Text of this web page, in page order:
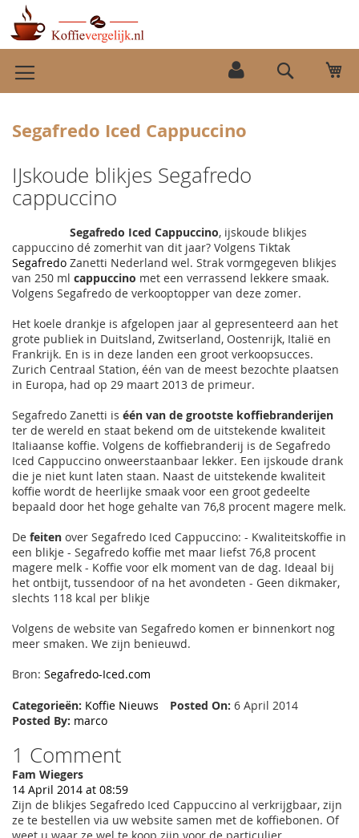
naar
Search
Segafredo Iced Cappuccino
IJskoude blikjes Segafredo
cappuccino
Segafredo Iced Cappuccino, ijskoude blikjes
cappuccino dé zomerhit van dit jaar? Volgens Tiktak
Segafredo Zanetti Nederland wel. Strak vormgegeven blikjes
van 250 ml cappuccino met een verrassend lekkere smaak.
Volgens Segafredo de verkooptopper van deze zomer.
Het koele drankje is afgelopen jaar al gepresenteerd aan het
grote publiek in Duitsland, Zwitserland, Oostenrijk, Italië en
Frankrijk. En is in deze landen een groot verkoopsucces.
Zurich Centraal Station, één van de meest bezochte plaatsen
in Europa, had op 29 maart 2013 de primeur.
Segafredo Zanetti is één van de grootste koffiebranderijen
ter de wereld en staat bekend om de uitstekende kwaliteit
Italiaanse koffie. Volgens de koffiebranderij is de Segafredo
Iced Cappuccino onweerstaanbaar lekker. Een ijskoude drank
die je niet kunt laten staan. Naast de uitstekende kwaliteit
koffie wordt de heerlijke smaak voor een groot gedeelte
bepaald door het hoge gehalte van 76,8 procent magere melk.
De feiten over Segafredo Iced Cappuccino: - Kwaliteitskoffie in
een blikje - Segafredo koffie met maar liefst 76,8 procent
magere melk - Koffie voor elk moment van de dag. Ideaal bij
het ontbijt, tussendoor of na het avondeten - Geen dikmaker,
slechts 118 kcal per blikje
Volgens de website van Segafredo komen er binnenkort nog
meer smaken. We zijn benieuwd.
Bron: Segafredo-Iced.com
Categorieën: Koffie Nieuws Posted On: 6 April 2014
Posted By: marco
1 Comment
Fam Wiegers
14 April 2014 at 08:59
Zijn de blikjes Segafredo Iced Cappuccino al verkrijgbaar, zijn
ze te bestellen via uw website samen met de koffiebonen. Of
weet u waar ze wel te koop zijn voor de particulier